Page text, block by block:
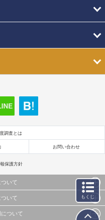
調査とは
お問い合わせ
保護方針
いて
ト、画像データ等）及びこれらの配置・
の二次利用を行うことは固く禁じており
いて
者が提出された見解・感想です。
ついて
もくじ